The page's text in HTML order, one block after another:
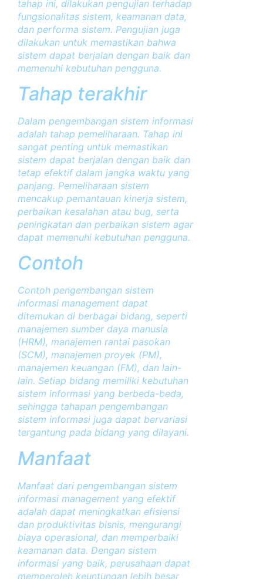
tahap ini, dilakukan pengujian terhadap
fungsionalitas sistem, keamanan data,
dan performa sistem. Pengujian juga
dilakukan untuk memastikan bahwa
sistem dapat berjalan dengan baik dan
memenuhi kebutuhan pengguna.
Tahap terakhir
Dalam pengembangan sistem informasi
adalah tahap pemeliharaan. Tahap ini
sangat penting untuk memastikan
sistem dapat berjalan dengan baik dan
tetap efektif dalam jangka waktu yang
panjang. Pemeliharaan sistem
mencakup pemantauan kinerja sistem,
perbaikan kesalahan atau bug, serta
peningkatan dan perbaikan sistem agar
dapat memenuhi kebutuhan pengguna.
Contoh
Contoh pengembangan sistem
informasi management dapat
ditemukan di berbagai bidang, seperti
manajemen sumber daya manusia
(HRM), manajemen rantai pasokan
(SCM), manajemen proyek (PM),
manajemen keuangan (FM), dan lain-
lain. Setiap bidang memiliki kebutuhan
sistem informasi yang berbeda-beda,
sehingga tahapan pengembangan
sistem informasi juga dapat bervariasi
tergantung pada bidang yang dilayani.
Manfaat
Manfaat dari pengembangan sistem
informasi management yang efektif
adalah dapat meningkatkan efisiensi
dan produktivitas bisnis, mengurangi
biaya operasional, dan memperbaiki
keamanan data. Dengan sistem
informasi yang baik, perusahaan dapat
memperoleh keuntungan lebih besar